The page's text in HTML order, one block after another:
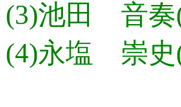
(3)池田 音奏
(4)永塩 崇史